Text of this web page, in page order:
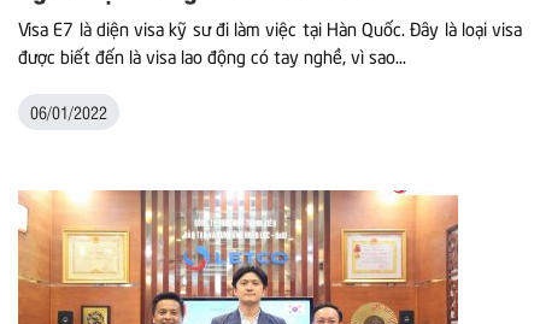
Visa E7 là diện visa kỹ sư đi làm việc tại Hàn Quốc. Đây là loại visa
được biết đến là visa lao động có tay nghề, vì sao...
06/01/2022